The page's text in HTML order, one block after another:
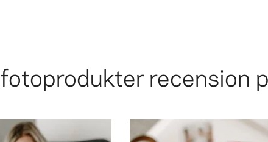
fotoprodukter recension